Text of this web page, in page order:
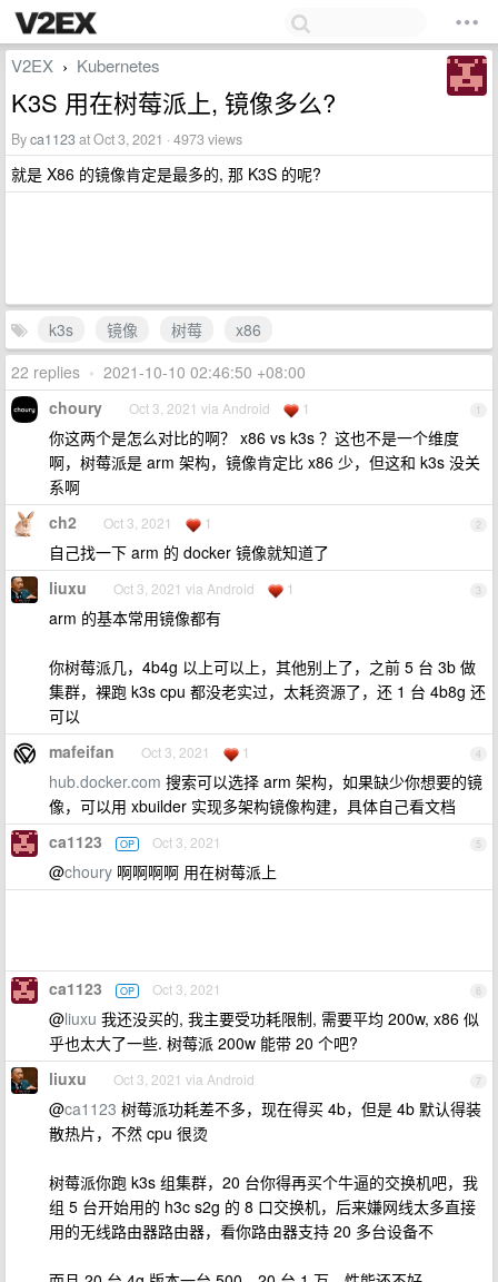
V2EX › Kubernetes
K3S 用在树莓派上, 镜像多么?
Byca1123at Oct 3, 2021 · 4973 views
就是 X86 的镜像肯定是最多的, 那 K3S 的呢?
k3s 镜像 树莓
x86
22 replies • 2021-10-10 02:46:50 +08:00
1
choury Oct 3, 2021 via Android 1
你这两个是怎么对比的啊？ x86 vs k3s ？这也不是一个维度
啊，树莓派是 arm 架构，镜像肯定比 x86 少，但这和 k3s 没关
系啊
2
ch2 Oct 3, 2021 1
自己找一下 arm 的 docker 镜像就知道了
3
liuxu Oct 3, 2021 via Android 1
arm 的基本常用镜像都有
你树莓派几，4b4g 以上可以上，其他别上了，之前 5 台 3b 做
集群，裸跑 k3s cpu 都没老实过，太耗资源了，还 1 台 4b8g 还
可以
4
mafeifan Oct 3, 2021 1
hub.docker.com 搜索可以选择 arm 架构，如果缺少你想要的镜
像，可以用 xbuilder 实现多架构镜像构建，具体自己看文档
5
ca1123 OP Oct 3, 2021
@choury 啊啊啊啊 用在树莓派上
6
ca1123 OP Oct 3, 2021
@liuxu 我还没买的, 我主要受功耗限制, 需要平均 200w, x86 似
乎也太大了一些. 树莓派 200w 能带 20 个吧?
7
liuxu Oct 3, 2021 via Android
@ca1123 树莓派功耗差不多，现在得买 4b，但是 4b 默认得装
散热片，不然 cpu 很烫
树莓派你跑 k3s 组集群，20 台你得再买个牛逼的交换机吧，我
组 5 台开始用的 h3c s2g 的 8 口交换机，后来嫌网线太多直接
用的无线路由器路由器，看你路由器支持 20 多台设备不